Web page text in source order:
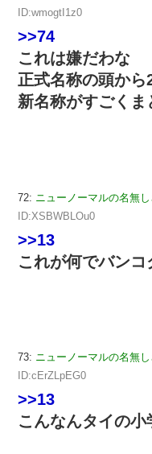
ID:wmogtI1z0
>>74
これは嫌だわな
正式名称の頭か
新名称がすごく
72: ニューノーマルの名無
ID:XSBWBLOu0
>>13
これが何でバンコ
73: ニューノーマルの名無し
ID:cErZLpEG0
>>13
こんなんタイの小